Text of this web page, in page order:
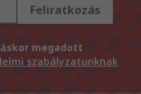
Feliratkozás
megadott
szabályzatunknak